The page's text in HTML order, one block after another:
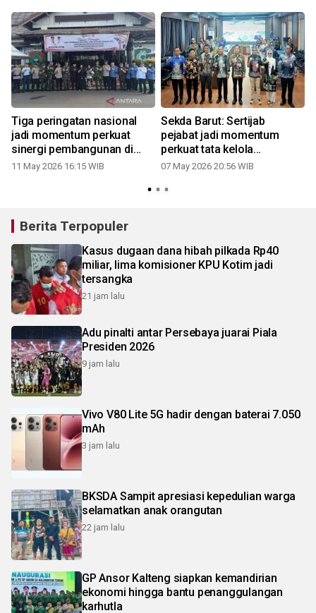
Tiga peringatan nasional
jadi momentum perkuat
sinergi pembangunan di
Kotim
11 May 2026 16:15 WIB
Sekda Barut: Sertijab
pejabat jadi momentum
perkuat tata kelola
pemerintahan
07 May 2026 20:56 WIB
Berita Terpopuler
Kasus dugaan dana hibah pilkada Rp40
miliar, lima komisioner KPU Kotim jadi
tersangka
21 jam lalu
Adu pinalti antar Persebaya juarai Piala
Presiden 2026
9 jam lalu
Vivo V80 Lite 5G hadir dengan baterai 7.050
mAh
3 jam lalu
BKSDA Sampit apresiasi kepedulian warga
selamatkan anak orangutan
22 jam lalu
GP Ansor Kalteng siapkan kemandirian
ekonomi hingga bantu penanggulangan
karhutla